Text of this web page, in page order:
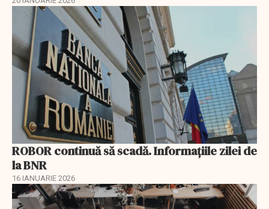
ROBOR continuă să scadă. Informaţiile zilei de
la BNR
16 IANUARIE 2026